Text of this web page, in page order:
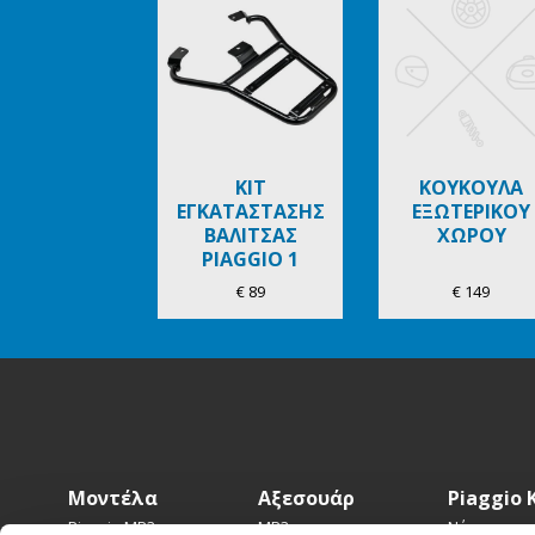
ΚΙΤ
ΕΓΚΑΤΑΣΤΑΣΗΣ
ΒΑΛΙΤΣΑΣ
PIAGGIO 1
€ 89
ΚΟΥΚΟΥΛΑ
ΕΞΩΤΕΡΙΚΟΥ
ΧΩΡΟΥ
€ 149
Μοντέλα
Piaggio MP3
Αξεσουάρ
MP3
Piaggio
Νέα